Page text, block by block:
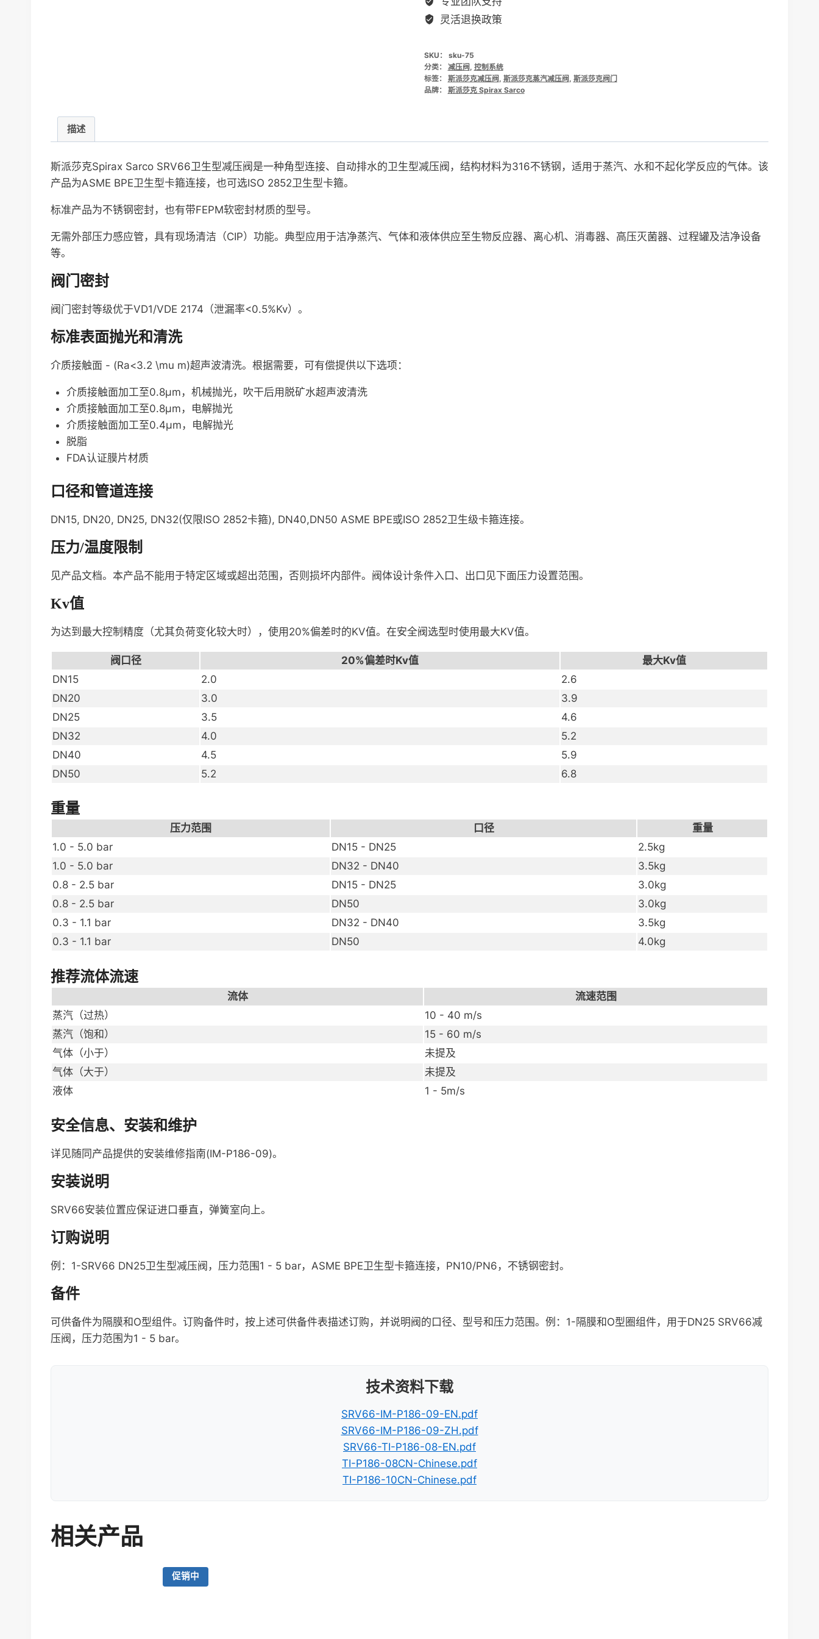
型
减
阀
数
量
灵活退换政策
SKU： sku-75
分类： 减压阀 , 控制系统
标签： 斯派莎克减压阀 , 斯派莎克蒸汽减压阀 , 斯派莎克阀门
品牌： 斯派莎克 Spirax Sarco
描述
斯派莎克Spirax Sarco SRV66卫生型减压阀是一种角型连接、自动排水的卫生型减压阀，结构材料为316不锈钢，适用于蒸汽、水和不起化学反应的气体。该
产品为ASME BPE卫生型卡箍连接，也可选ISO 2852卫生型卡箍。
标准产品为不锈钢密封，也有带FEPM软密封材质的型号。
无需外部压力感应管，具有现场清洁（CIP）功能。典型应用于洁净蒸汽、气体和液体供应至生物反应器、离心机、消毒器、高压灭菌器、过程罐及洁净设备
等。
阀门密封
阀门密封等级优于VD1/VDE 2174（泄漏率<0.5%Kv）。
标准表面抛光和清洗
介质接触面 - (Ra<3.2 \mu m)超声波清洗。根据需要，可有偿提供以下选项：
介质接触面加工至0.8µm，机械抛光，吹干后用脱矿水超声波清洗
介质接触面加工至0.8µm，电解抛光
介质接触面加工至0.4µm，电解抛光
脱脂
FDA认证膜片材质
口径和管道连接
DN15, DN20, DN25, DN32(仅限ISO 2852卡箍), DN40,DN50 ASME BPE或ISO 2852卫生级卡箍连接。
压力/温度限制
见产品文档。本产品不能用于特定区域或超出范围，否则损坏内部件。阀体设计条件入口、出口见下面压力设置范围。
Kv值
为达到最大控制精度（尤其负荷变化较大时），使用20%偏差时的KV值。在安全阀选型时使用最大KV值。
阀口径 20%偏差时Kv值
最大Kv值
DN15
2.0
2.6
DN20
3.0
3.9
DN25
3.5
4.6
DN32
4.0
5.2
DN40
4.5
5.9
DN50
5.2 6.8
重量
压力范围 口径
重量
1.0 - 5.0 bar
DN15 - DN25
2.5kg
1.0 - 5.0 bar
DN32 - DN40
3.5kg
0.8 - 2.5 bar
DN15 - DN25
3.0kg
0.8 - 2.5 bar
DN50
3.0kg
0.3 - 1.1 bar
DN32 - DN40
3.5kg
0.3 - 1.1 bar
DN50 4.0kg
推荐流体流速
流体
流速范围
蒸汽（过热）
10 - 40 m/s
蒸汽（饱和）
15 - 60 m/s
气体（小于）
未提及
气体（大于）
未提及
液体
1 - 5m/s
安全信息、安装和维护
详见随同产品提供的安装维修指南(IM-P186-09)。
安装说明
SRV66安装位置应保证进口垂直，弹簧室向上。
订购说明
例：1-SRV66 DN25卫生型减压阀，压力范围1 - 5 bar，ASME BPE卫生型卡箍连接，PN10/PN6，不锈钢密封。
备件
可供备件为隔膜和O型组件。订购备件时，按上述可供备件表描述订购，并说明阀的口径、型号和压力范围。例：1-隔膜和O型圈组件，用于DN25 SRV66减
压阀，压力范围为1 - 5 bar。
技术资料下载
SRV66-IM-P186-09-EN.pdf
SRV66-IM-P186-09-ZH.pdf
SRV66-TI-P186-08-EN.pdf
TI-P186-08CN-Chinese.pdf
TI-P186-10CN-Chinese.pdf
相关产品
促销中